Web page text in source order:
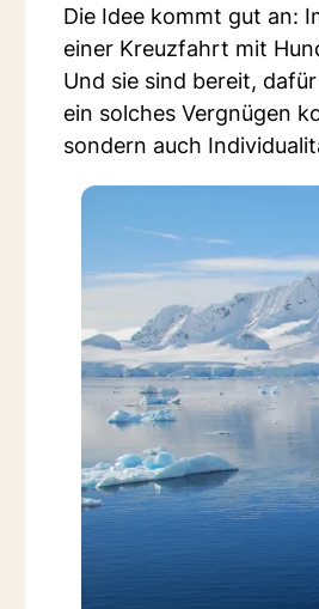
Die Idee kommt gut an:
einer Kreuzfahrt mit
Und sie sind bereit,
ein solches Vergnügen
sondern auch